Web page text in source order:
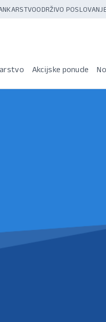
ODRŽIVO
Akcijske ponude